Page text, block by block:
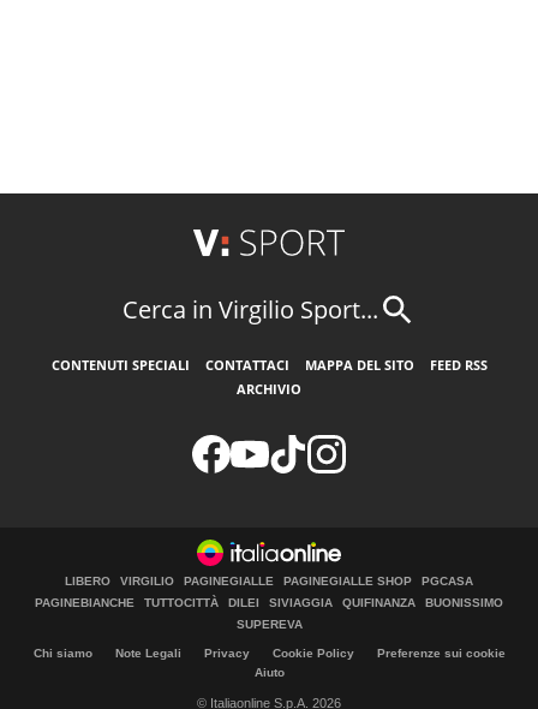
Cerca in Virgilio Sport...
CONTENUTI SPECIALI CONTATTACI MAPPA DEL SITO
FEED RSS
ARCHIVIO
LIBERO VIRGILIO PAGINEGIALLE PAGINEGIALLE SHOP
PGCASA
PAGINEBIANCHE
TUTTOCITTÀ DILEI SIVIAGGIA QUIFINANZA
BUONISSIMO
SUPEREVA
Chi siamo Note Legali Privacy Cookie Policy
Preferenze sui cookie
Aiuto
© Italiaonline S.p.A. 2026